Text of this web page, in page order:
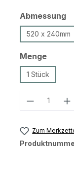
Abmessung
520 x 240mm
Menge
1 Stück
Produkt
Zum